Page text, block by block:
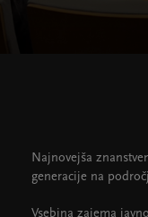
Najnovejša
generacije na
Vsebina zajema